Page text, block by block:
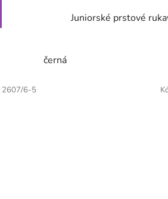
Juniorské prstové
černá
2607/6-5